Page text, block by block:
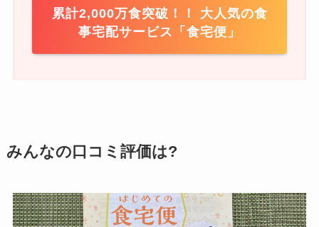
累計2,000万食突破！！ 大人気の食
事宅配サービス「食宅便」
みんなの口コミ評価は?